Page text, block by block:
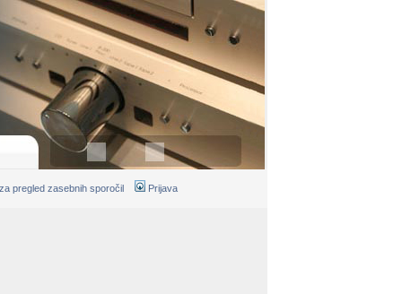
pregled zasebnih sporočil Prijava